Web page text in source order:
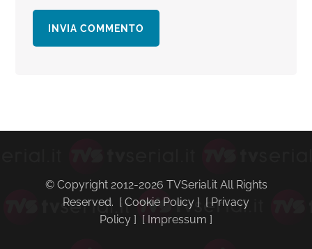
primaria
© Copyright 2012-2026 TVSerial.it All Rights
Reserved. [ Cookie Policy ] [ Privacy
Policy ] [ Impressum ]